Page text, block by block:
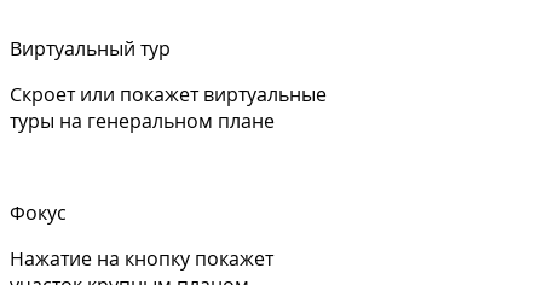
Виртуальный тур
Скроет или покажет виртуальные
туры на генеральном плане
Фокус
Нажатие на кнопку покажет